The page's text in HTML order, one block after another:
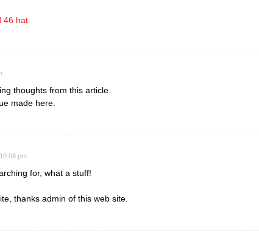
46 hat
thoughts from this article
made here.
pm
for, what a stuff!
thanks admin of this web site.